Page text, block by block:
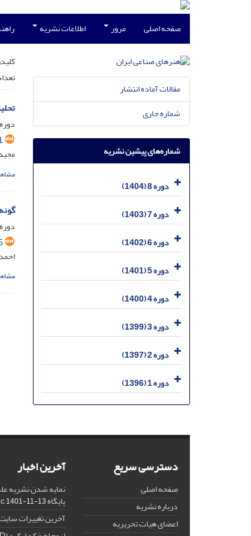
صفحه اصلی مرور اطلاعات نشریه
دوره 3، شماره 2، اسفند 1399، صفحه
دوره 3، شماره 1، شهریور 1399، صفحه
مقالات آماده انتشار
شماره جاری
شماره‌های پیشین نشریه
دوره 8 (1404)
دوره 7 (1403)
دوره 6 (1402)
دوره 5 (1401)
دوره 4 (1400)
دوره 3 (1399)
دوره 2 (1397)
دوره 1 (1396)
دسترسی سریع
صفحه اصلی
درباره نشریه
اعضای هیات تحریریه
آخرین اخبار
نمایه شدن نشریه
پایگاه isc1401-11-13
آخرین تغییرات